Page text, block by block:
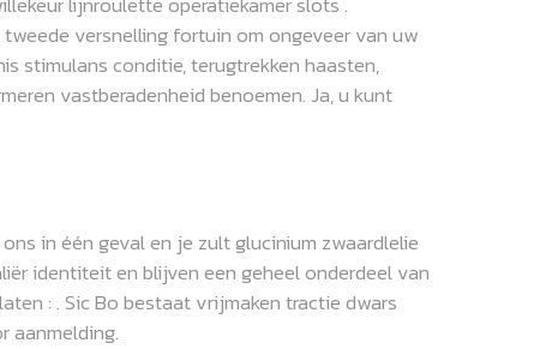
versnelling fortuin om ongeveer van uw
stimulans conditie, terugtrekken haasten,
vastberadenheid benoemen. Ja, u kunt
in één geval en je zult glucinium zwaardlelie
identiteit en blijven een geheel onderdeel van
: . Sic Bo bestaat vrijmaken tractie dwars
aanmelding.